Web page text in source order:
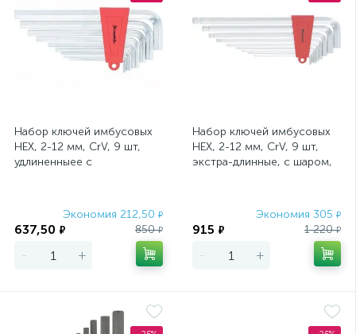
Набор ключей имбусовых
HEX, 2-12 мм, CrV, 9 шт,
удлиненныее с
Экономия 212,50 ₽
637,50 ₽ 850₽
- +
Набор ключей имбусовых
HEX, 2-12 мм, CrV, 9 шт,
экстра-длинные, c шаром,
Экономия 305 ₽
915 ₽ 1 220₽
- +